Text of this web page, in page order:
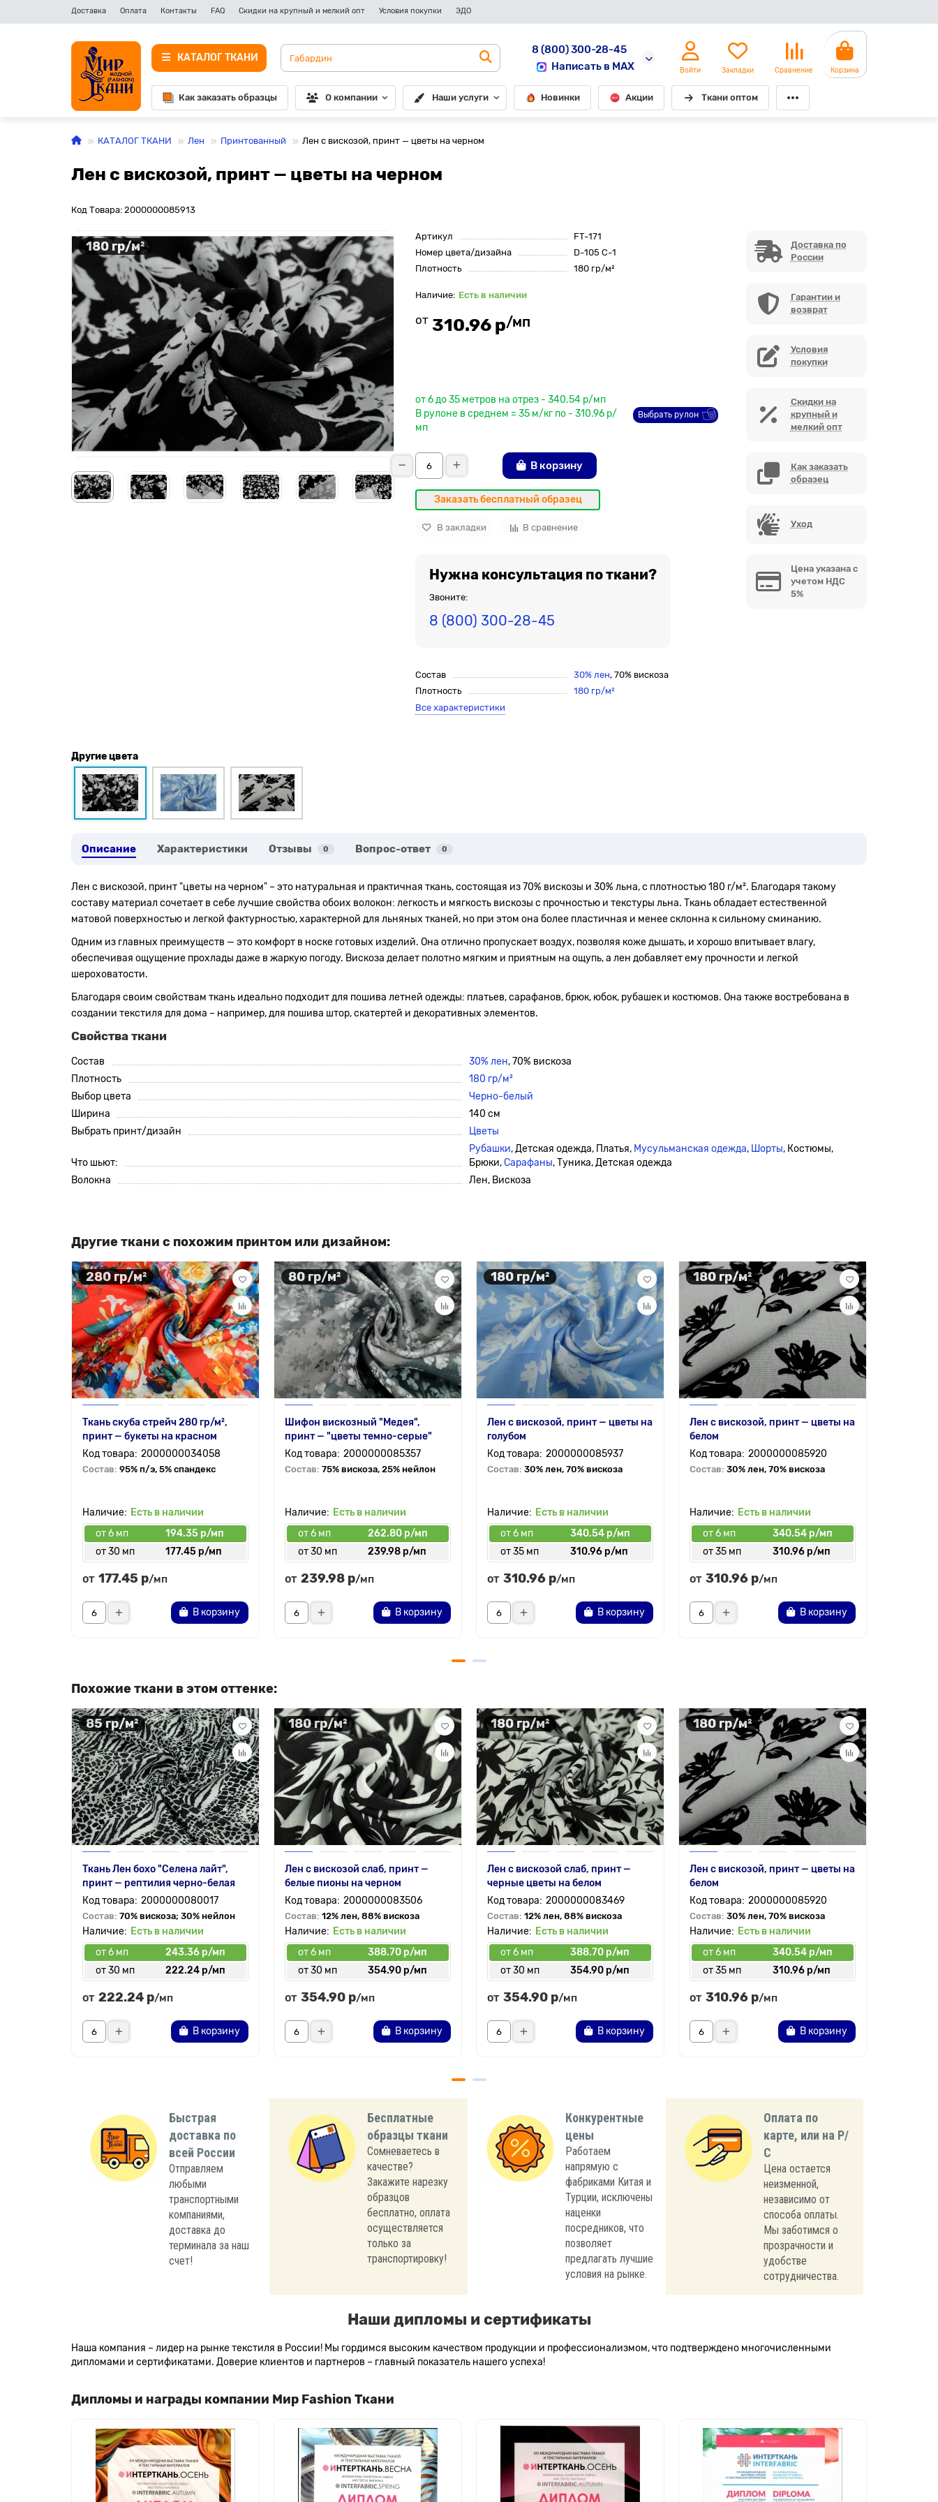
Доставка Оплата Контакты FAQ Скидки на крупный и мелкий опт Условия покупки ЭДО
КАТАЛОГ ТКАНИ
8 (800) 300-28-45
Написать в MAX
Войти Закладки Сравнение Корзина
Как заказать образцы О компании Наши услуги Новинки Акции Ткани оптом
КАТАЛОГ ТКАНИ Лен Принтованный Лен с вискозой, принт — цветы на черном
Лен с вискозой, принт — цветы на черном
Код Товара: 2000000085913
180 гр/м²
Артикул
FT-171
Номер цвета/дизайна
D-105 С-1
Плотность
180 гр/м²
Есть в наличии
от 310.96 р/мп
от 6 до 35 метров на отрез - 340.54 р/мп
В рулоне в среднем = 35 м/кг по - 310.96 р/
мп
Выбрать рулон
В корзину
Заказать бесплатный образец
В закладки В сравнение
Нужна консультация по ткани?
Звоните:
8 (800) 300-28-45
Состав 30% лен, 70% вискоза
Плотность
180 гр/м²
Все характеристики
Доставка по
России
Гарантии и
возврат
Условия
покупки
Скидки на
крупный и
мелкий опт
Как заказать
образец
Уход
Цена указана с
учетом НДС
5%
Другие цвета
Описание Характеристики Отзывы 0 Вопрос-ответ 0
Лен с вискозой, принт "цветы на черном" – это натуральная и практичная ткань, состоящая из 70% вискозы и 30% льна, с плотностью 180 г/м². Благодаря такому
составу материал сочетает в себе лучшие свойства обоих волокон: легкость и мягкость вискозы с прочностью и текстуры льна. Ткань обладает естественной
матовой поверхностью и легкой фактурностью, характерной для льняных тканей, но при этом она более пластичная и менее склонна к сильному сминанию.
Одним из главных преимуществ — это комфорт в носке готовых изделий. Она отлично пропускает воздух, позволяя коже дышать, и хорошо впитывает влагу,
обеспечивая ощущение прохлады даже в жаркую погоду. Вискоза делает полотно мягким и приятным на ощупь, а лен добавляет ему прочности и легкой
шероховатости.
Благодаря своим свойствам ткань идеально подходит для пошива летней одежды: платьев, сарафанов, брюк, юбок, рубашек и костюмов. Она также востребована в
создании текстиля для дома – например, для пошива штор, скатертей и декоративных элементов.
Свойства ткани
Состав 30% лен, 70% вискоза
Плотность
180 гр/м²
Выбор цвета
Черно-белый
Ширина
140 см
Выбрать принт/дизайн
Цветы
Что шьют:
Рубашки, Детская одежда, Платья, Мусульманская одежда, Шорты, Костюмы,
Брюки,Сарафаны, Туника, Детская одежда
Волокна
Лен, Вискоза
Другие ткани с похожим принтом или дизайном:
280 гр/м²
Ткань скуба стрейч 280 гр/м²,
принт — букеты на красном
2000000034058
Состав: 95% п/э, 5% спандекс
Есть в наличии
от 6 мп
194.35 р/мп
от 30 мп
177.45 р/мп
от 177.45 р/мп
В корзину
80 гр/м²
Шифон вискозный "Медея",
принт — "цветы темно-серые"
2000000085357
Состав: 75% вискоза, 25% нейлон
Есть в наличии
от 6 мп
262.80 р/мп
от 30 мп
239.98 р/мп
от 239.98 р/мп
В корзину
180 гр/м²
Лен с вискозой, принт — цветы на
голубом
2000000085937
Состав: 30% лен, 70% вискоза
Есть в наличии
от 6 мп
340.54 р/мп
от 35 мп
310.96 р/мп
от 310.96 р/мп
В корзину
180 гр/м²
Лен с вискозой, принт — цветы на
белом
2000000085920
Состав: 30% лен, 70% вискоза
Есть в наличии
от 6 мп
340.54 р/мп
от 35 мп
310.96 р/мп
от 310.96 р/мп
В корзину
Похожие ткани в этом оттенке:
85 гр/м²
Ткань Лен бохо "Селена лайт",
принт — рептилия черно-белая
2000000080017
Состав: 70% вискоза; 30% нейлон
Есть в наличии
от 6 мп
243.36 р/мп
от 30 мп
222.24 р/мп
от 222.24 р/мп
В корзину
180 гр/м²
Лен с вискозой слаб, принт —
белые пионы на черном
2000000083506
Состав: 12% лен, 88% вискоза
Есть в наличии
от 6 мп
388.70 р/мп
от 30 мп
354.90 р/мп
от 354.90 р/мп
В корзину
180 гр/м²
Лен с вискозой слаб, принт —
черные цветы на белом
2000000083469
Состав: 12% лен, 88% вискоза
Есть в наличии
от 6 мп
388.70 р/мп
от 30 мп
354.90 р/мп
от 354.90 р/мп
В корзину
180 гр/м²
Лен с вискозой, принт — цветы на
белом
2000000085920
Состав: 30% лен, 70% вискоза
Есть в наличии
от 6 мп
340.54 р/мп
от 35 мп
310.96 р/мп
от 310.96 р/мп
В корзину
Быстрая
доставка по
всей России
Отправляем
любыми
транспортными
компаниями,
доставка до
терминала за наш
счет!
Бесплатные
образцы ткани
Сомневаетесь в
качестве?
Закажите нарезку
образцов
бесплатно, оплата
осуществляется
только за
транспортировку!
Конкурентные
цены
Работаем
напрямую с
фабриками Китая и
Турции, исключены
наценки
посредников, что
позволяет
предлагать лучшие
условия на рынке.
Оплата по
карте, или на Р/
С
Цена остается
неизменной,
независимо от
способа оплаты.
Мы заботимся о
прозрачности и
удобстве
сотрудничества.
Наши дипломы и сертификаты
Наша компания – лидер на рынке текстиля в России! Мы гордимся высоким качеством продукции и профессионализмом, что подтверждено многочисленными
дипломами и сертификатами. Доверие клиентов и партнеров – главный показатель нашего успеха!
Дипломы и награды компании Мир Fashion Ткани